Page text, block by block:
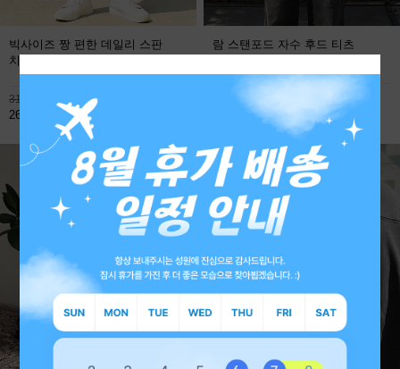
빅사이즈 짱 편한 데일리 스판
치노팬츠
31,900원
26,800원
람 스탠포드 자수 후드 티츠
59,800원